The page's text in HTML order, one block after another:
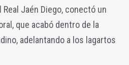
Jaén Diego, conectó un
que acabó dentro de la
adelantando a los lagartos